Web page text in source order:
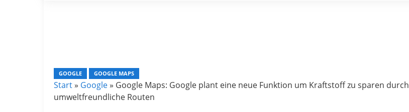
GOOGLE GOOGLE MAPS
Start» Google» Google Maps: Google plant eine neue Funktion um Kraftstoff zu sparen durch
umweltfreundliche Routen